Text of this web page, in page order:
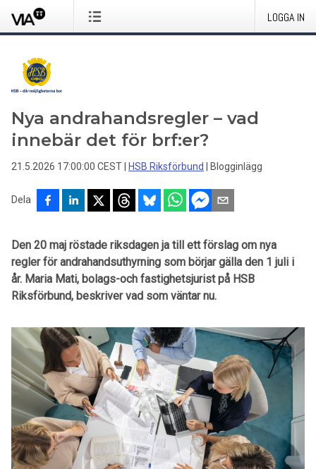
LOGGA IN
Nya andrahandsregler – vad
innebär det för brf:er?
21.5.2026 17:00:00 CEST HSB Riksförbund Blogginlägg
Dela
Den 20 maj röstade riksdagen ja till ett förslag om nya
regler för andrahandsuthyrning som börjar gälla den 1 juli i
år. Maria Mati, bolags-och fastighetsjurist på HSB
Riksförbund, beskriver vad som väntar nu.